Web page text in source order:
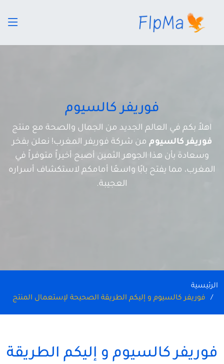
فوريفر كالسيوم
اهلاً بكم في العالم الجديد من الجمال والصحة مع منتج
فوريفر كالسيوم من شركة فوريفر المغرب! نعلن بفخر
وسعادة بأن هذا الجوهر الثمين أصبح أخيراً متوفراً في
المغرب، مما يفتح بابًا واسعًا أمامكم لاستكشاف أسراره
العجيبة.
الرئيسية
فوريفر كالسيوم و إليكم الطريقة الصحيحة لإستعمال المنتج
فوريفر كالسيوم و إليكم الطريقة